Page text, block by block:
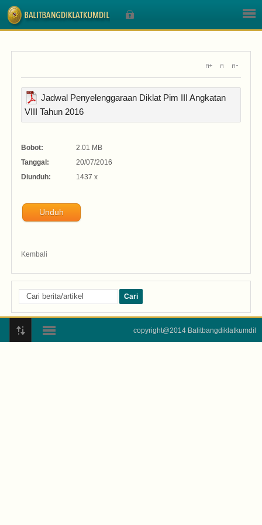
Jadwal Penyelenggaraan Diklat Pim III Angkatan
VIII Tahun 2016
Bobot:
2.01 MB
Tanggal:
20/07/2016
Diunduh:
1437 x
Unduh
Kembali
copyright@2014 Balitbangdiklatkumdil
Sign In
Nama Pengguna